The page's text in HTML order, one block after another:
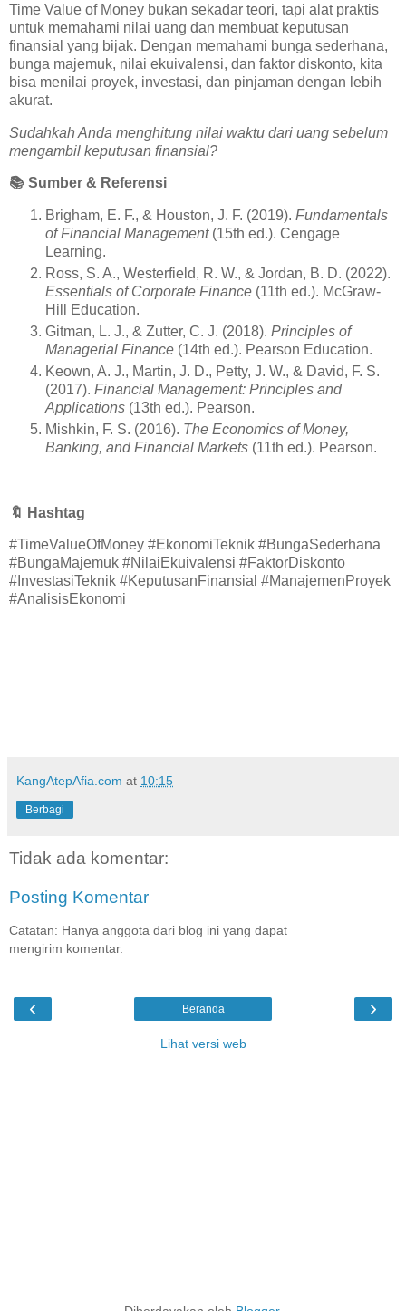
Time Value of Money bukan sekadar teori, tapi alat praktis
untuk memahami nilai uang dan membuat keputusan
finansial yang bijak. Dengan memahami bunga sederhana,
bunga majemuk, nilai ekuivalensi, dan faktor diskonto, kita
bisa menilai proyek, investasi, dan pinjaman dengan lebih
akurat.
Sudahkah Anda menghitung nilai waktu dari uang sebelum
mengambil keputusan finansial?
📚 Sumber & Referensi
Brigham, E. F., & Houston, J. F. (2019). Fundamentals
of Financial Management(15th ed.). Cengage
Learning.
Ross, S. A., Westerfield, R. W., & Jordan, B. D. (2022).
Essentials of Corporate Finance (11th ed.). McGraw-
Hill Education.
Gitman, L. J., & Zutter, C. J. (2018). Principles of
Managerial Finance (14th ed.). Pearson Education.
Keown, A. J., Martin, J. D., Petty, J. W., & David, F. S.
(2017). Financial Management: Principles and
Applications (13th ed.). Pearson.
Mishkin, F. S. (2016). The Economics of Money,
Banking, and Financial Markets (11th ed.). Pearson.
🔖 Hashtag
#TimeValueOfMoney #EkonomiTeknik #BungaSederhana
#BungaMajemuk #NilaiEkuivalensi #FaktorDiskonto
#InvestasiTeknik #KeputusanFinansial #ManajemenProyek
#AnalisisEkonomi
KangAtepAfia.com at 10:15
Berbagi
Tidak ada komentar:
Posting Komentar
Catatan: Hanya anggota dari blog ini yang dapat
mengirim komentar.
‹ ›
Beranda
Lihat versi web